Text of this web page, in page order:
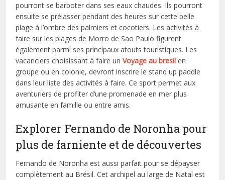
pourront se barboter dans ses eaux chaudes. Ils pourront
ensuite se prélasser pendant des heures sur cette belle
plage à l’ombre des palmiers et cocotiers. Les activités à
faire sur les plages de Morro de Sao Paulo figurent
également parmi ses principaux atouts touristiques. Les
vacanciers choisissant à faire unVoyage au bresil en
groupe ou en colonie, devront inscrire le stand up paddle
dans leur liste des activités à faire. Ce sport permet aux
aventuriers de profiter d’une promenade en mer plus
amusante en famille ou entre amis.
Explorer Fernando de Noronha pour
plus de farniente et de découvertes
Fernando de Noronha est aussi parfait pour se dépayser
complètement au Brésil. Cet archipel au large de Natal est